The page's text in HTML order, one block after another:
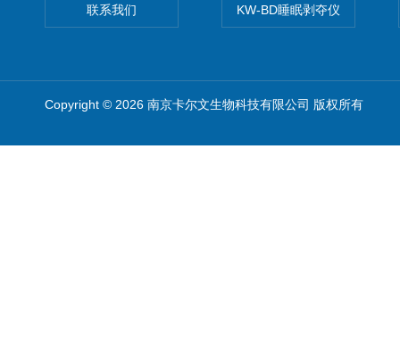
联系我们 KW-BD睡眠剥夺仪
Copyright © 2026 南京卡尔文生物科技有限公司 版权所有